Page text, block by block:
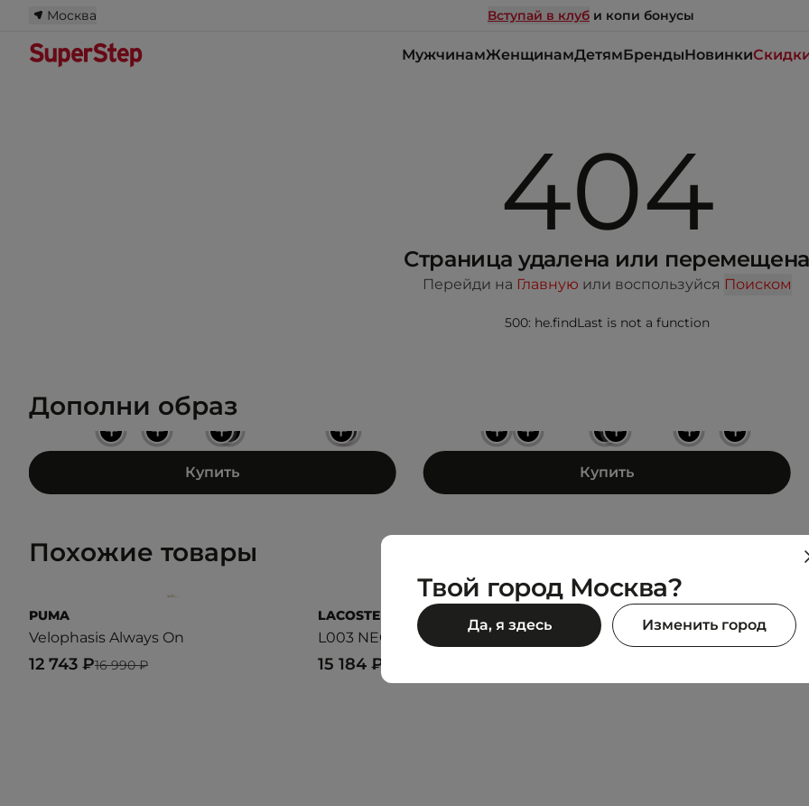
Москва Вступай в клуб и копи бонусы
МужчинамЖенщинамДетямБрендыНовинки
404
Страница удалена или перемещена
Перейди на Главную или воспользуйся Поиском
500: he.findLast is not a function
Дополни образ
+
+
+ + + +
Купить
+
+
+ + +
+
Купить
Похожие товары
PUMA
Velophasis Always On
16 990 ₽
12 743 ₽
LACOSTE
L003 NEO SHOT
15 184 ₽
LACOSTE
L003 2K24
Твой город Москва?
Да, я здесь Изменить город